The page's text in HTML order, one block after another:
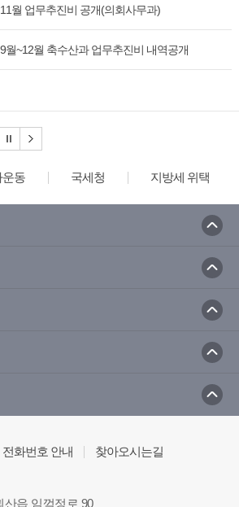
월 업무추진비 공개(의회사무과)
월~12월 축수산과 업무추진비 내역공개
운동 국세청 지방세 위택스
전화번호 안내
찾아오시는길
산읍 임꺽정로 90